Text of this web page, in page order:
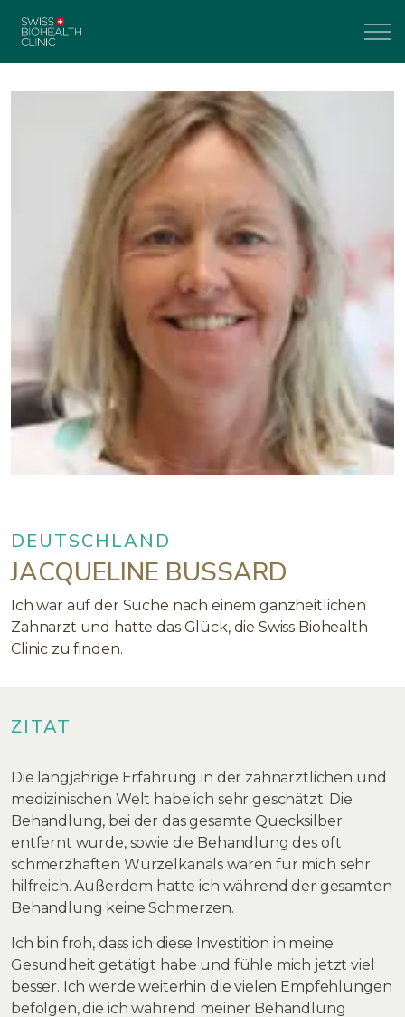
DEUTSCHLAND
JACQUELINE BUSSARD
Ich war auf der Suche nach einem ganzheitlichen
Zahnarzt und hatte das Glück, die Swiss Biohealth
Clinic zu finden.
ZITAT
Die langjährige Erfahrung in der zahnärztlichen und
medizinischen Welt habe ich sehr geschätzt. Die
Behandlung, bei der das gesamte Quecksilber
entfernt wurde, sowie die Behandlung des oft
schmerzhaften Wurzelkanals waren für mich sehr
hilfreich. Außerdem hatte ich während der gesamten
Behandlung keine Schmerzen.
Ich bin froh, dass ich diese Investition in meine
Gesundheit getätigt habe und fühle mich jetzt viel
besser. Ich werde weiterhin die vielen Empfehlungen
befolgen, die ich während meiner Behandlung